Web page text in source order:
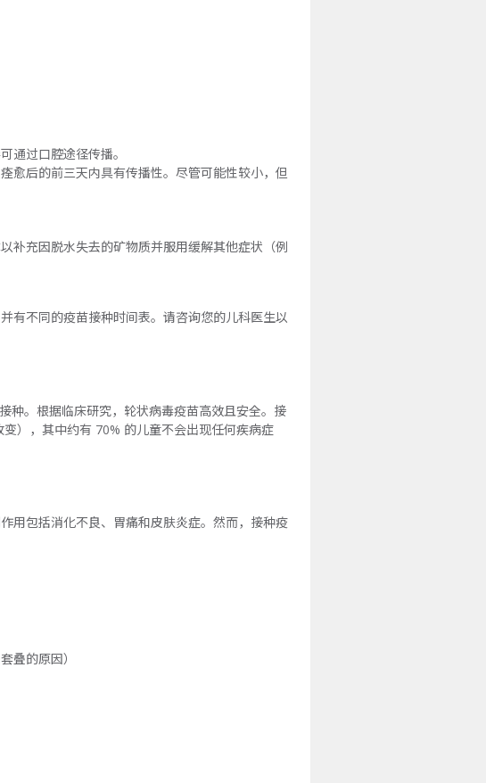
通过口腔途径传播。
愈后的前三天内具有传播性。尽管可能性较小，但
补充因脱水失去的矿物质并服用缓解其他症状（例
有不同的疫苗接种时间表。请咨询您的儿科医生以
种。根据临床研究，轮状病毒疫苗高效且安全。接
），其中约有 70% 的儿童不会出现任何疾病症
用包括消化不良、胃痛和皮肤炎症。然而，接种疫
叠的原因）